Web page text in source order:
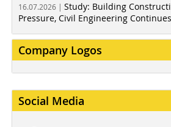
16.07.2026 | Study: Building
Pressure, Civil Engineering
Company Logos
Social Media